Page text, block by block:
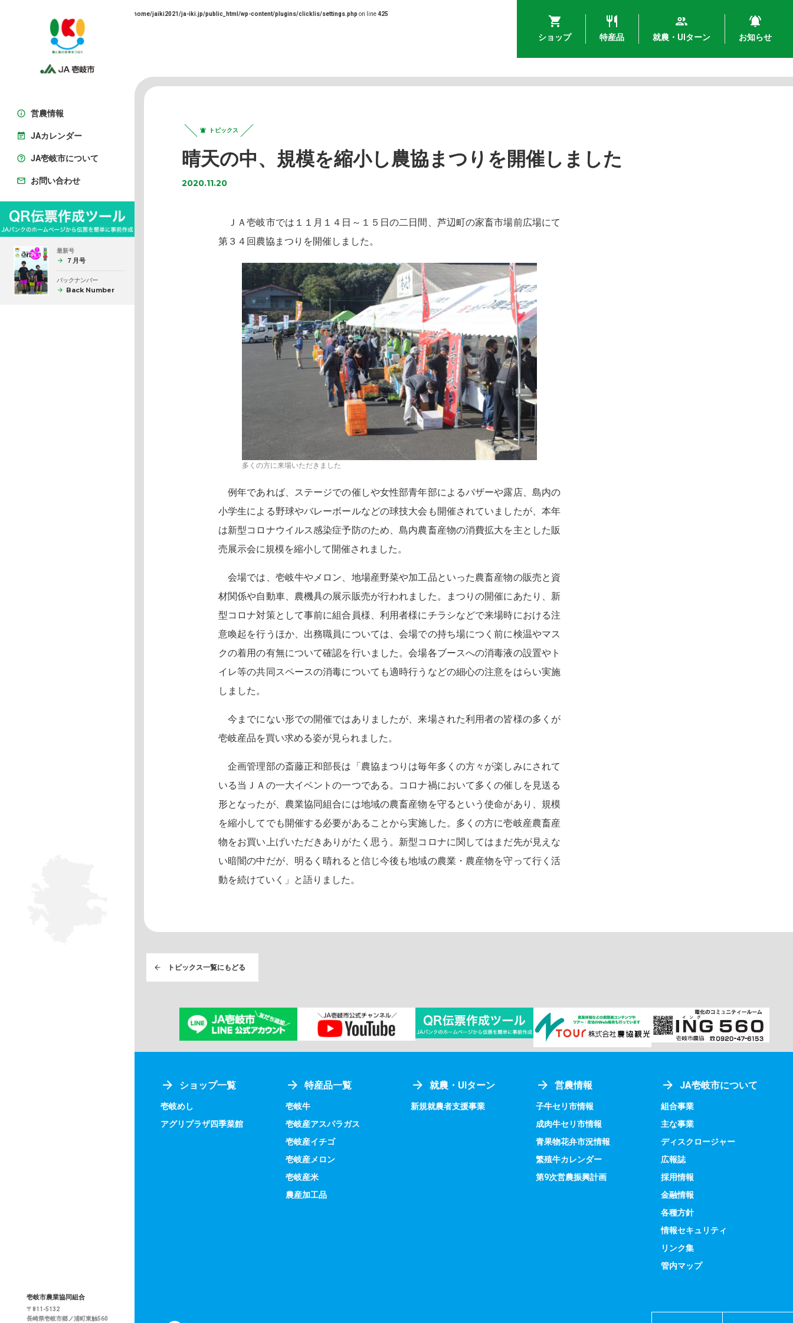
/home/jaiki2021/ja-iki.jp/public_html/wp-content/plugins/clicklis/settings.php on line425
営農情報
JAカレンダー
JA壱岐市について
お問い合わせ
最新号
７月号
バックナンバー
Back Number
壱岐市農業協同組合
〒811-5132
長崎県壱岐市郷ノ浦町東触560
ショップ 特産品 就農・UIターン お知らせ
トピックス
晴天の中、規模を縮小し農協まつりを開催しました
2020.11.20
ＪＡ壱岐市では１１月１４日～１５日の二日間、芦辺町の家畜市場前広場にて
第３４回農協まつりを開催しました。
多くの方に来場いただきました
例年であれば、ステージでの催しや女性部青年部によるバザーや露店、島内の
小学生による野球やバレーボールなどの球技大会も開催されていましたが、本年
は新型コロナウイルス感染症予防のため、島内農畜産物の消費拡大を主とした販
売展示会に規模を縮小して開催されました。
会場では、壱岐牛やメロン、地場産野菜や加工品といった農畜産物の販売と資
材関係や自動車、農機具の展示販売が行われました。まつりの開催にあたり、新
型コロナ対策として事前に組合員様、利用者様にチラシなどで来場時における注
意喚起を行うほか、出務職員については、会場での持ち場につく前に検温やマス
クの着用の有無について確認を行いました。会場各ブースへの消毒液の設置やト
イレ等の共同スペースの消毒についても適時行うなどの細心の注意をはらい実施
しました。
今までにない形での開催ではありましたが、来場された利用者の皆様の多くが
壱岐産品を買い求める姿が見られました。
企画管理部の斎藤正和部長は「農協まつりは毎年多くの方々が楽しみにされて
いる当ＪＡの一大イベントの一つである。コロナ禍において多くの催しを見送る
形となったが、農業協同組合には地域の農畜産物を守るという使命があり、規模
を縮小してでも開催する必要があることから実施した。多くの方に壱岐産農畜産
物をお買い上げいただきありがたく思う。新型コロナに関してはまだ先が見えな
い暗闇の中だが、明るく晴れると信じ今後も地域の農業・農産物を守って行く活
動を続けていく」と語りました。
トピックス一覧にもどる
ショップ一覧
壱岐めし
アグリプラザ四季菜館
特産品一覧
壱岐牛
壱岐産アスパラガス
壱岐産イチゴ
壱岐産メロン
壱岐産米
農産加工品
就農・UIターン
新規就農者支援事業
営農情報
子牛セリ市情報
成肉牛セリ市情報
青果物花弁市況情報
繁殖牛カレンダー
第9次営農振興計画
JA壱岐市について
組合事業
主な事業
ディスクロージャー
広報誌
採用情報
金融情報
各種方針
情報セキュリティ
リンク集
管内マップ